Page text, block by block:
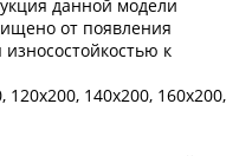
данной модели
от появления
к
120х200, 140х200, 160х200,